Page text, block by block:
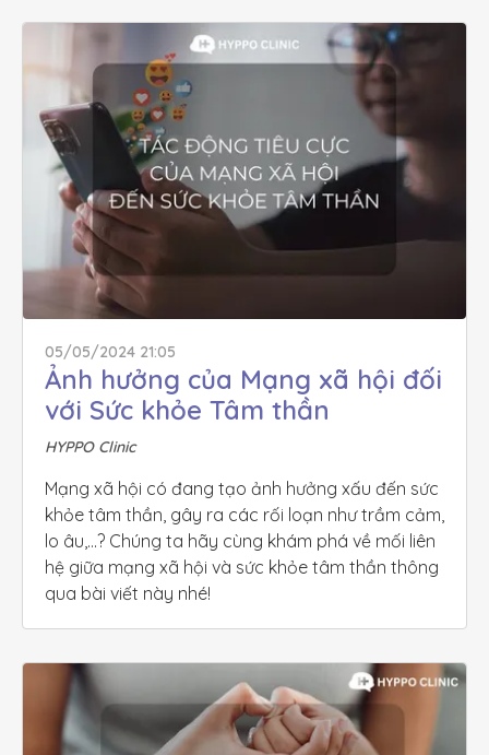
05/05/2024 21:05
Ảnh hưởng của Mạng xã hội đối
với Sức khỏe Tâm thần
HYPPO Clinic
Mạng xã hội có đang tạo ảnh hưởng xấu đến sức
khỏe tâm thần, gây ra các rối loạn như trầm cảm,
lo âu,...? Chúng ta hãy cùng khám phá về mối liên
hệ giữa mạng xã hội và sức khỏe tâm thần thông
qua bài viết này nhé!